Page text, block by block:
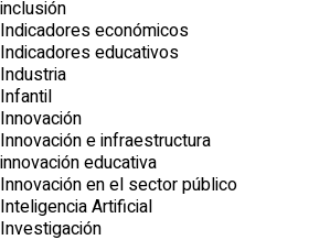
inclusión
Indicadores económicos
Indicadores educativos
Industria
Infantil
Innovación
Innovación e infraestructura
innovación educativa
Innovación en el sector público
Inteligencia Artificial
Investigación